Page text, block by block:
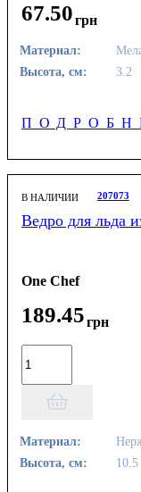
67.50грн
Материал:
Высота, см:
3.2
В НАЛИЧИИ 207073
Ведро для льда
One Chef
189.45грн
Материал:
Высота, см:
10.5